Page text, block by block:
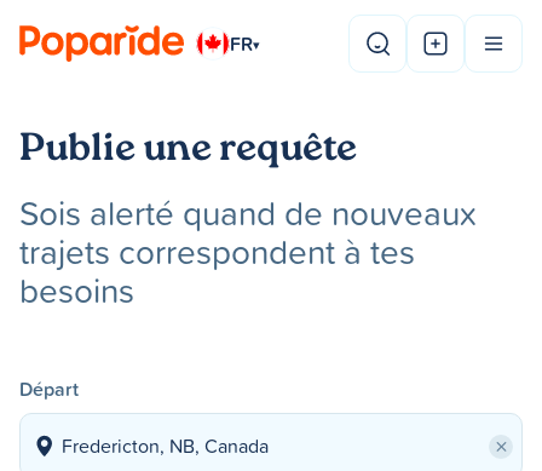
FR▾
Publie une requête
Sois alerté quand de nouveaux
trajets correspondent à tes
besoins
Départ
×